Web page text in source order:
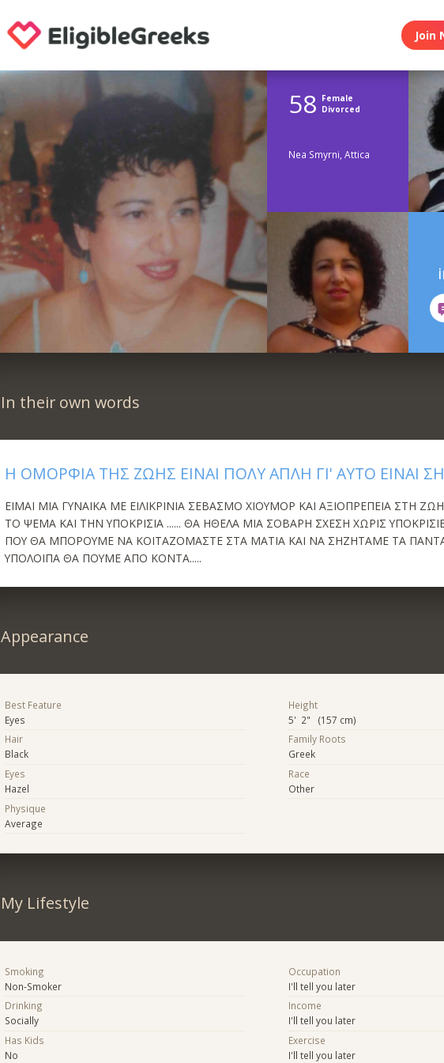
Join
58 Female
Divorced
Nea Smyrni, Attica
In their own words
Η ΟΜΟΡΦΙΑ ΤΗΣ ΖΩΗΣ ΕΙΝΑΙ ΠΟΛΥ ΑΠΛΗ ΓΙ' ΑΥΤΟ ΕΙΝΑΙ
ΕΙΜΑΙ ΜΙΑ ΓΥΝΑΙΚΑ ΜΕ ΕΙΛΙΚΡΙΝΙΑ ΣΕΒΑΣΜΟ ΧΙΟΥΜΟΡ ΚΑΙ ΑΞΙΟΠΡΕΠΕΙΑ ΣΤΗ
ΤΟ ΨΕΜΑ ΚΑΙ ΤΗΝ ΥΠΟΚΡΙΣΙΑ ...... ΘΑ ΗΘΕΛΑ ΜΙΑ ΣΟΒΑΡΗ ΣΧΕΣΗ ΧΩΡΙΣ
ΠΟΥ ΘΑ ΜΠΟΡΟΥΜΕ ΝΑ ΚΟΙΤΑΖΟΜΑΣΤΕ ΣΤΑ ΜΑΤΙΑ ΚΑΙ ΝΑ ΣΗΖΗΤΑΜΕ ΤΑ ΠΑΝΤΑ
ΥΠΟΛΟΙΠΑ ΘΑ ΠΟΥΜΕ ΑΠΟ ΚΟΝΤΑ.....
Appearance
Best Feature
Eyes
Hair
Black
Eyes
Hazel
Physique
Average
Height
5' 2" (157 cm)
Family Roots
Greek
Race
Other
My Lifestyle
Smoking
Non-Smoker
Drinking
Socially
Has Kids
No
Occupation
I'll tell you later
Income
I'll tell you later
Exercise
I'll tell you later